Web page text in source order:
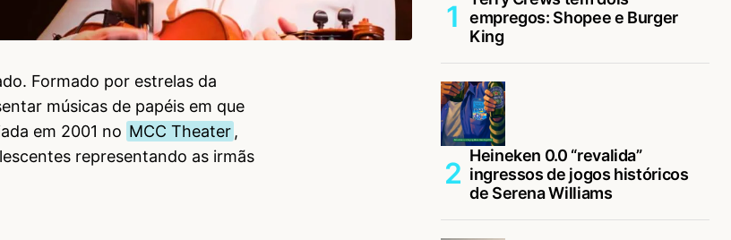
Formado por estrelas da
músicas de papéis em que
em 2001 no MCC Theater ,
representando as irmãs
empregos: Shopee e Burger
King
Heineken 0.0 “revalida”
ingressos de jogos históricos
de Serena Williams